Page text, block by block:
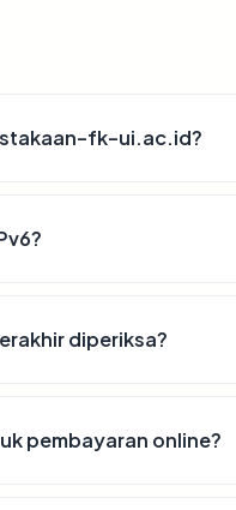
fk-ui.ac.id?
diperiksa?
pembayaran online?